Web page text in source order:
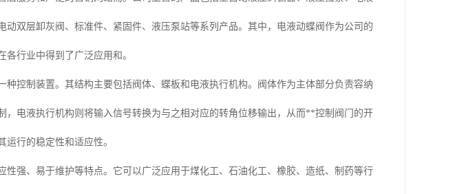
双层卸灰阀、标准件、紧固件、液压泵站等系列产品。其中，电液动蝶阀作为公司的
行业中得到了广泛应用和。
控制装置。其结构主要包括阀体、蝶板和电液执行机构。阀体作为主体部分负责容纳
，电液执行机构则将输入信号转换为与之相对应的转角位移输出，从而**控制阀门的开
行的稳定性和适应性。
强、易于维护等特点。它可以广泛应用于煤化工、石油化工、橡胶、造纸、制药等行